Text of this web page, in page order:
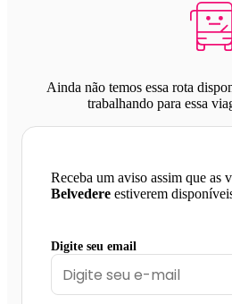
Ainda não temos essa rota
trabalhando para essa
Receba um aviso assim que as
Belvedere estiverem
Digite seu email